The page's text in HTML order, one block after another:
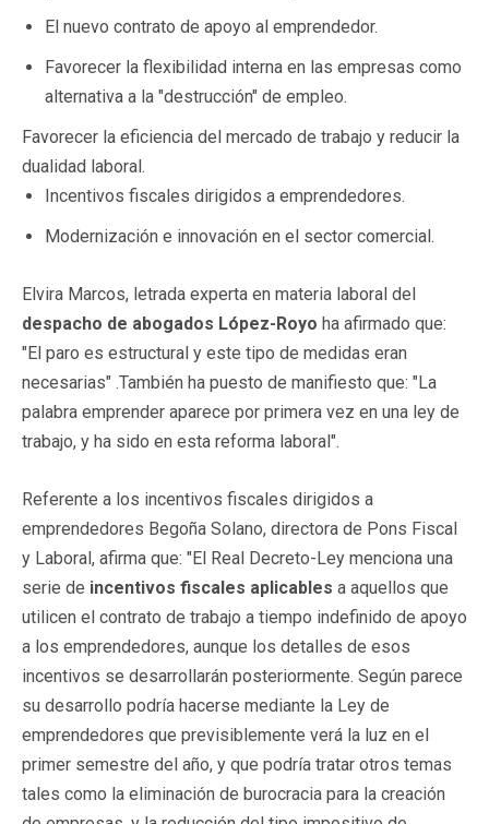
El nuevo contrato de apoyo al emprendedor.
Favorecer la flexibilidad interna en las empresas como
alternativa a la "destrucción" de empleo.
Favorecer la eficiencia del mercado de trabajo y reducir la
dualidad laboral.
Incentivos fiscales dirigidos a emprendedores.
Modernización e innovación en el sector comercial.
Elvira Marcos, letrada experta en materia laboral del
despacho de abogados López-Royo ha afirmado que:
"El paro es estructural y este tipo de medidas eran
necesarias" .También ha puesto de manifiesto que: "La
palabra emprender aparece por primera vez en una ley de
trabajo, y ha sido en esta reforma laboral".
Referente a los incentivos fiscales dirigidos a
emprendedores Begoña Solano, directora de Pons Fiscal
y Laboral, afirma que: "El Real Decreto-Ley menciona una
serie de incentivos fiscales aplicables a aquellos que
utilicen el contrato de trabajo a tiempo indefinido de apoyo
a los emprendedores, aunque los detalles de esos
incentivos se desarrollarán posteriormente. Según parece
su desarrollo podría hacerse mediante la Ley de
emprendedores que previsiblemente verá la luz en el
primer semestre del año, y que podría tratar otros temas
tales como la eliminación de burocracia para la creación